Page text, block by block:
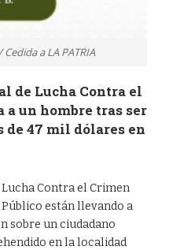
a LA PATRIA
de Lucha Contra el
un hombre tras ser
de 47 mil dólares en
Contra el Crimen
están llevando a
sobre un ciudadano
en la localidad